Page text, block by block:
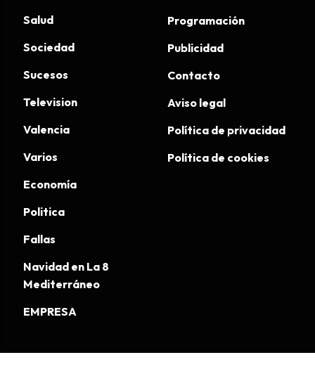
Salud
Sociedad
Sucesos
Television
Valencia
Varios
Economía
Politica
Fallas
Navidad en La 8
Mediterráneo
EMPRESA
Programación
Publicidad
Contacto
Aviso legal
Política de privacidad
Política de cookies